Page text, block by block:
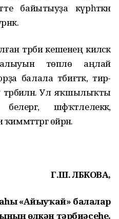
байытыуҙа күрһәткән
тәрбиә кешенең киләсәк
төплө аңлай
балала тәбиғәткә, тирә-
Ул яҡшылыҡты
шәфҡәтлелеккә,
өйрәнә.
Г.Ш.ЛБКОВА,
һы «Айыуҡай» балалар
ңөлкән тәрбиәсеһе,